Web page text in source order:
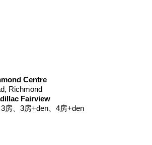
Centre
Richmond
Fairview
房、3房+den、4房+den